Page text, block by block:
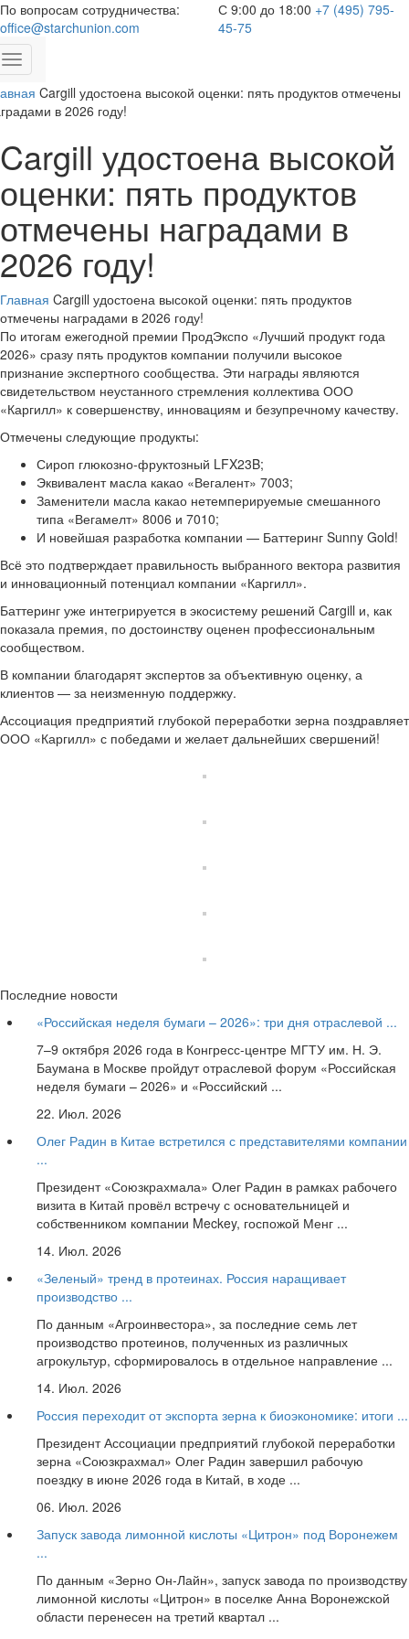
По вопросам сотрудничества:
office@starchunion.com
С 9:00 до 18:00 +7 (495) 795-
45-75
Toggle
navigation
Cargill удостоена высокой оценки: пять продуктов отмечены
в 2026 году!
Cargill удостоена высокой
оценки: пять продуктов
отмечены наградами в
2026 году!
Главная Cargill удостоена высокой оценки: пять продуктов
отмечены наградами в 2026 году!
По итогам ежегодной премии ПродЭкспо «Лучший продукт года
2026» сразу пять продуктов компании получили высокое
признание экспертного сообщества. Эти награды являются
свидетельством неустанного стремления коллектива ООО
«Каргилл» к совершенству, инновациям и безупречному качеству.
Отмечены следующие продукты:
Сироп глюкозно-фруктозный LFX23B;
Эквивалент масла какао «Вегалент» 7003;
Заменители масла какао нетемперируемые смешанного
типа «Вегамелт» 8006 и 7010;
И новейшая разработка компании — Баттеринг Sunny Gold!
Всё это подтверждает правильность выбранного вектора развития
и инновационный потенциал компании «Каргилл».
Баттеринг уже интегрируется в экосистему решений Cargill и, как
показала премия, по достоинству оценен профессиональным
сообществом.
В компании благодарят экспертов за объективную оценку, а
клиентов — за неизменную поддержку.
Ассоциация предприятий глубокой переработки зерна поздравляет
ООО «Каргилл» с победами и желает дальнейших свершений!
Последние новости
«Российская неделя бумаги – 2026»: три дня отраслевой ...
7–9 октября 2026 года в Конгресс-центре МГТУ им. Н. Э.
Баумана в Москве пройдут отраслевой форум «Российская
неделя бумаги – 2026» и «Российский ...
22. Июл. 2026
Олег Радин в Китае встретился с представителями компании
...
Президент «Союзкрахмала» Олег Радин в рамках рабочего
визита в Китай провёл встречу с основательницей и
собственником компании Meckey, госпожой Менг ...
14. Июл. 2026
«Зеленый» тренд в протеинах. Россия наращивает
производство ...
По данным «Агроинвестора», за последние семь лет
производство протеинов, полученных из различных
агрокультур, сформировалось в отдельное направление ...
14. Июл. 2026
Россия переходит от экспорта зерна к биоэкономике: итоги ...
Президент Ассоциации предприятий глубокой переработки
зерна «Союзкрахмал» Олег Радин завершил рабочую
поездку в июне 2026 года в Китай, в ходе ...
06. Июл. 2026
Запуск завода лимонной кислоты «Цитрон» под Воронежем
...
По данным «Зерно Он-Лайн», запуск завода по производству
лимонной кислоты «Цитрон» в поселке Анна Воронежской
области перенесен на третий квартал ...